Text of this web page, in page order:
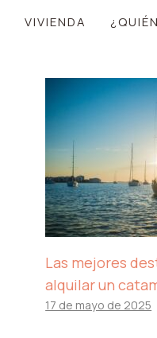
VIVIENDA
Las mejores
alquilar un
17 de mayo de 2025